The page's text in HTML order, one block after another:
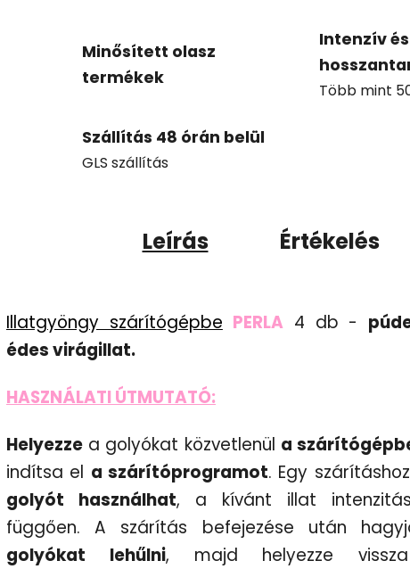
Minősített olasz
termékek
Intenzív és
Több mint
Szállítás 48 órán belül
GLS szállítás
Leírás Értékelés
Illatgyöngy szárítógépbe PERLA 4 db -
édes virágillat.
HASZNÁLATI ÚTMUTATÓ:
Helyezze a golyókat közvetlenül a
indítsa el a szárítóprogramot. Egy szárításhoz
golyót használhat, a kívánt illat
függően. A szárítás befejezése után
golyókat lehűlni, majd helyezze